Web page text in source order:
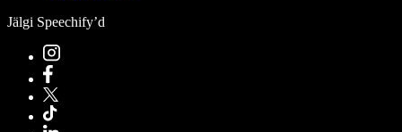
Jälgi Speechify’d